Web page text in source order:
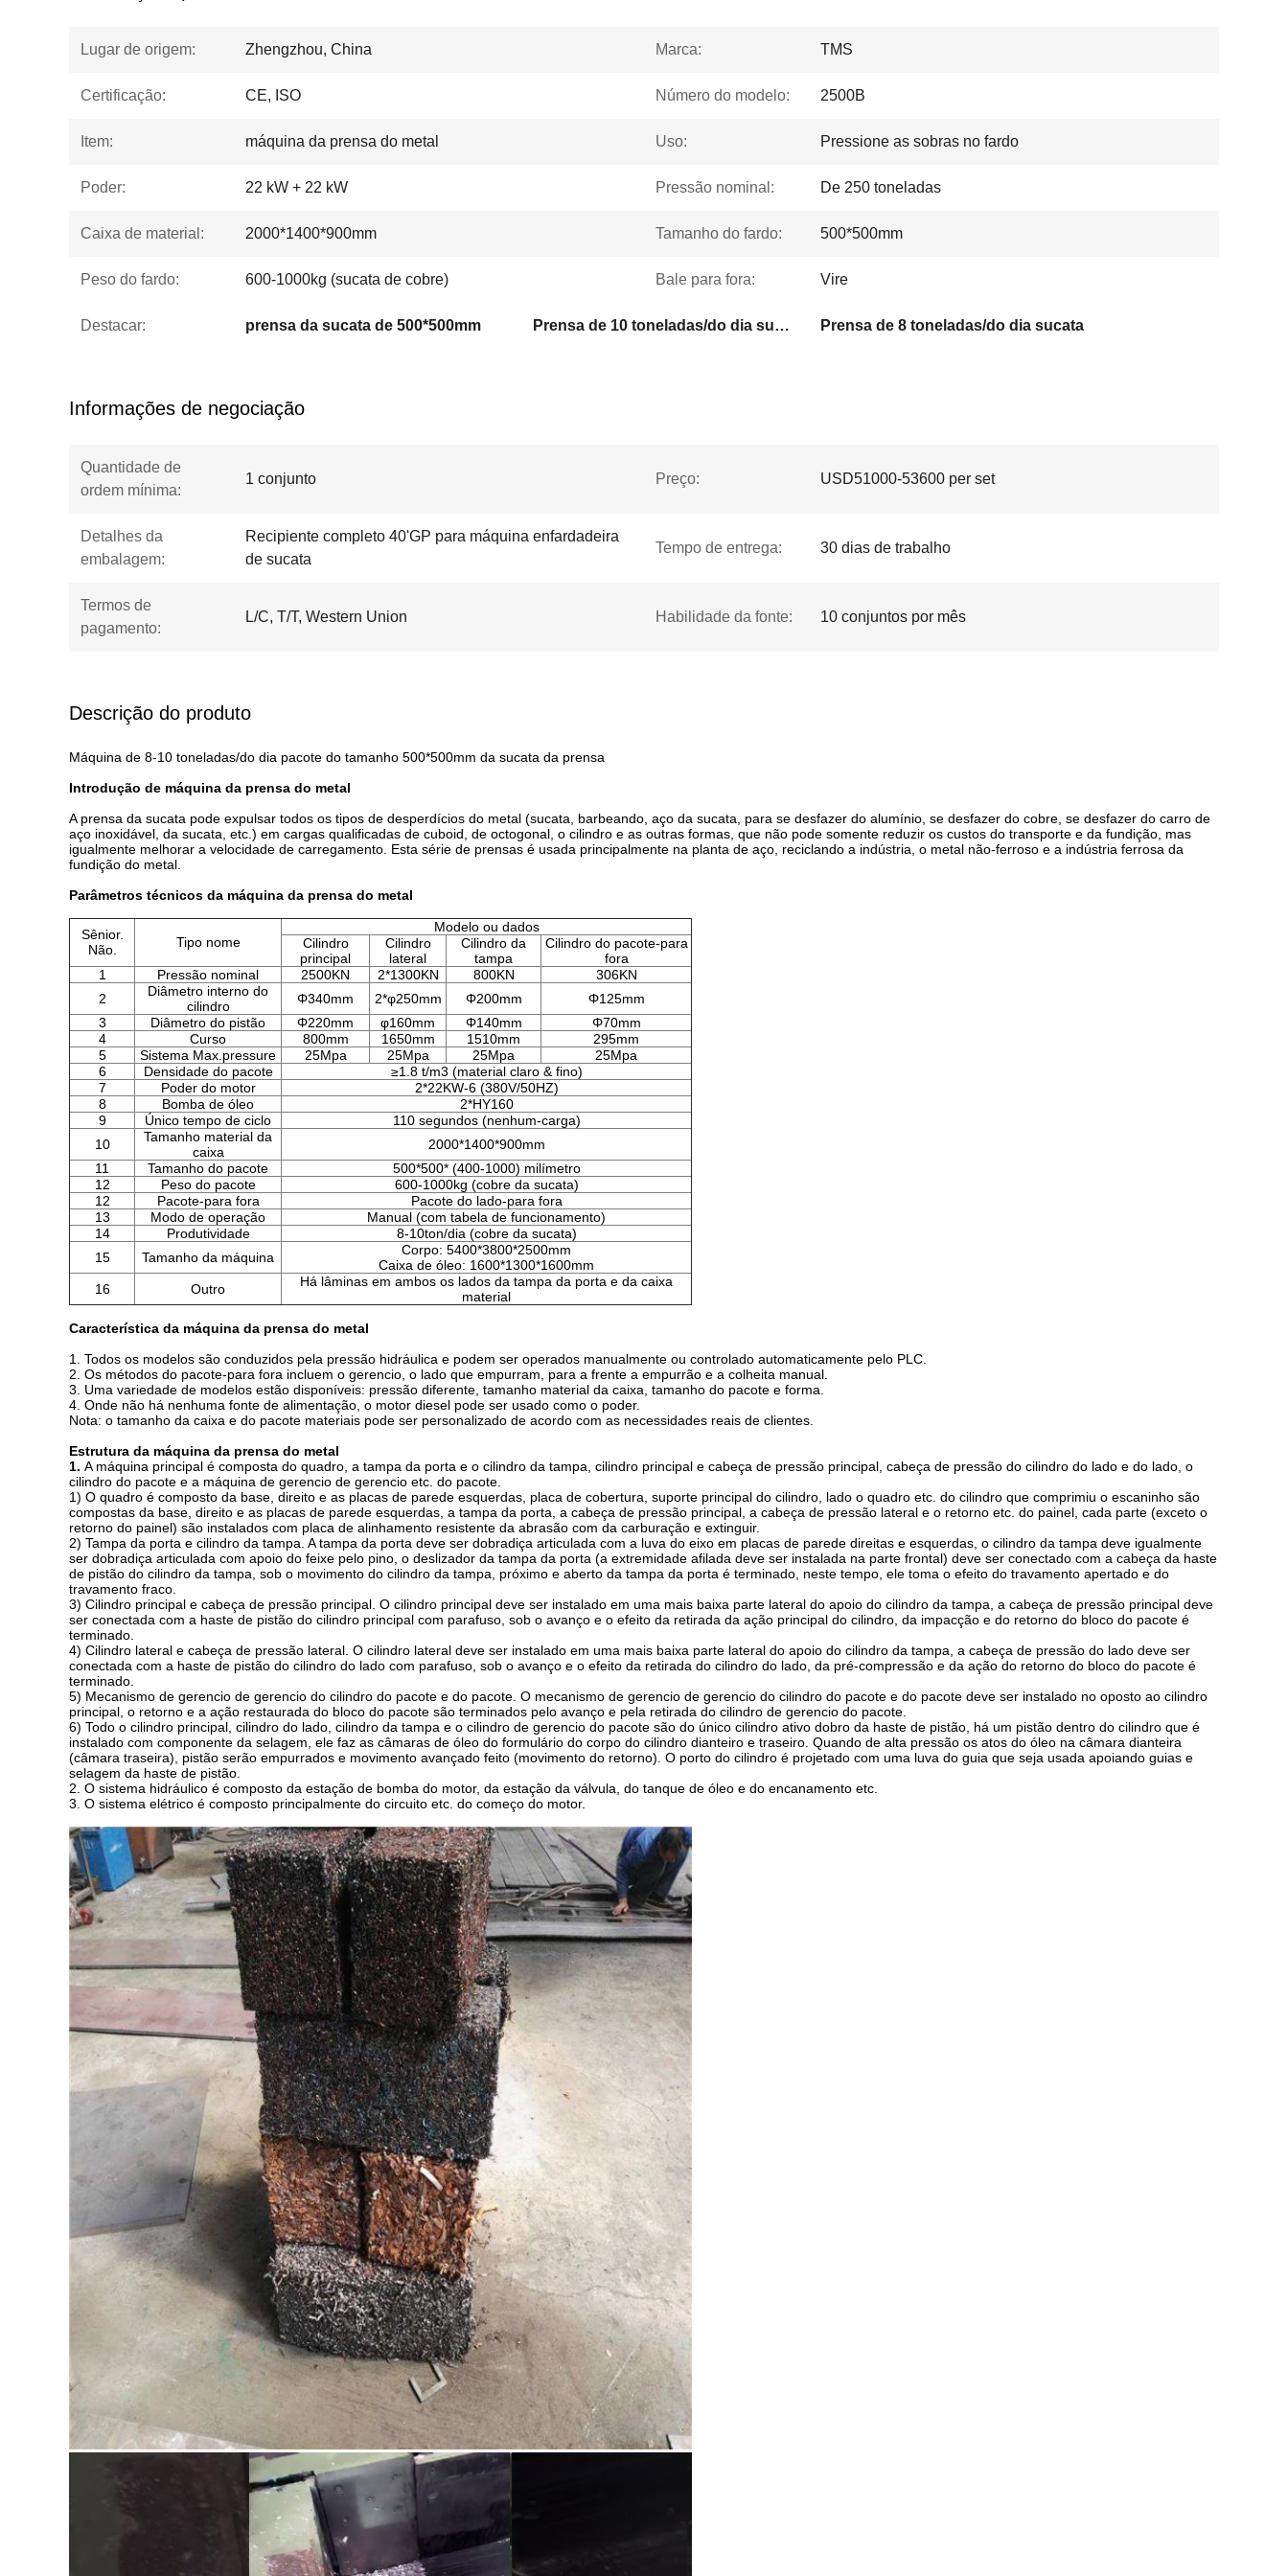
Lugar de origem: Zhengzhou, China Marca: TMS
Certificação: CE, ISO Número do modelo: 2500B
Item: máquina da prensa do metal Uso: Pressione as sobras no fardo
Poder: 22 kW + 22 kW Pressão nominal: De 250 toneladas
Caixa de material: 2000*1400*900mm Tamanho do fardo: 500*500mm
Peso do fardo: 600-1000kg (sucata de cobre) Bale para fora: Vire
Destacar: prensa da sucata de 500*500mm Prensa de 10 toneladas/do dia sucata Prensa de 8 toneladas/do dia sucata
Informações de negociação
Quantidade de
ordem mínima:
1 conjunto Preço: USD51000-53600 per set
Detalhes da
embalagem:
Recipiente completo 40'GP para máquina enfardadeira
de sucata
Tempo de entrega: 30 dias de trabalho
Termos de
pagamento:
L/C, T/T, Western Union Habilidade da fonte: 10 conjuntos por mês
Descrição do produto
Máquina de 8-10 toneladas/do dia pacote do tamanho 500*500mm da sucata da prensa
Introdução de máquina da prensa do metal
A prensa da sucata pode expulsar todos os tipos de desperdícios do metal (sucata, barbeando, aço da sucata, para se desfazer do alumínio, se desfazer do cobre, se desfazer do carro de
aço inoxidável, da sucata, etc.) em cargas qualificadas de cuboid, de octogonal, o cilindro e as outras formas, que não pode somente reduzir os custos do transporte e da fundição, mas
igualmente melhorar a velocidade de carregamento. Esta série de prensas é usada principalmente na planta de aço, reciclando a indústria, o metal não-ferroso e a indústria ferrosa da
fundição do metal.
Parâmetros técnicos da máquina da prensa do metal
Sênior.
Não.
Tipo nome
Modelo ou dados
Cilindro
principal
Cilindro
lateral
Cilindro da
tampa
Cilindro do pacote-para
fora
1
Pressão nominal 2500KN 2*1300KN 800KN
306KN
2
Diâmetro interno do
cilindro
Φ340mm 2*φ250mm Φ200mm
Φ125mm
3
Diâmetro do pistão Φ220mm φ160mm Φ140mm
Φ70mm
4
Curso 800mm 1650mm 1510mm
295mm
5
Sistema Max.pressure 25Mpa 25Mpa 25Mpa
25Mpa
6
Densidade do pacote
≥1.8 t/m3 (material claro & fino)
7
Poder do motor
2*22KW-6 (380V/50HZ)
8
Bomba de óleo
2*HY160
9
Único tempo de ciclo
110 segundos (nenhum-carga)
10
Tamanho material da
caixa
2000*1400*900mm
11
Tamanho do pacote
500*500* (400-1000) milímetro
12
Peso do pacote
600-1000kg (cobre da sucata)
12
Pacote-para fora
Pacote do lado-para fora
13
Modo de operação
Manual (com tabela de funcionamento)
14
Produtividade
8-10ton/dia (cobre da sucata)
15
Tamanho da máquina
Corpo: 5400*3800*2500mm
Caixa de óleo: 1600*1300*1600mm
16
Outro
Há lâminas em ambos os lados da tampa da porta e da caixa
material
Característica da máquina da prensa do metal
1. Todos os modelos são conduzidos pela pressão hidráulica e podem ser operados manualmente ou controlado automaticamente pelo PLC.
2. Os métodos do pacote-para fora incluem o gerencio, o lado que empurram, para a frente a empurrão e a colheita manual.
3. Uma variedade de modelos estão disponíveis: pressão diferente, tamanho material da caixa, tamanho do pacote e forma.
4. Onde não há nenhuma fonte de alimentação, o motor diesel pode ser usado como o poder.
Nota: o tamanho da caixa e do pacote materiais pode ser personalizado de acordo com as necessidades reais de clientes.
Estrutura da máquina da prensa do metal
1. A máquina principal é composta do quadro, a tampa da porta e o cilindro da tampa, cilindro principal e cabeça de pressão principal, cabeça de pressão do cilindro do lado e do lado, o
cilindro do pacote e a máquina de gerencio de gerencio etc. do pacote.
1) O quadro é composto da base, direito e as placas de parede esquerdas, placa de cobertura, suporte principal do cilindro, lado o quadro etc. do cilindro que comprimiu o escaninho são
compostas da base, direito e as placas de parede esquerdas, a tampa da porta, a cabeça de pressão principal, a cabeça de pressão lateral e o retorno etc. do painel, cada parte (exceto o
retorno do painel) são instalados com placa de alinhamento resistente da abrasão com da carburação e extinguir.
2) Tampa da porta e cilindro da tampa. A tampa da porta deve ser dobradiça articulada com a luva do eixo em placas de parede direitas e esquerdas, o cilindro da tampa deve igualmente
ser dobradiça articulada com apoio do feixe pelo pino, o deslizador da tampa da porta (a extremidade afilada deve ser instalada na parte frontal) deve ser conectado com a cabeça da haste
de pistão do cilindro da tampa, sob o movimento do cilindro da tampa, próximo e aberto da tampa da porta é terminado, neste tempo, ele toma o efeito do travamento apertado e do
travamento fraco.
3) Cilindro principal e cabeça de pressão principal. O cilindro principal deve ser instalado em uma mais baixa parte lateral do apoio do cilindro da tampa, a cabeça de pressão principal deve
ser conectada com a haste de pistão do cilindro principal com parafuso, sob o avanço e o efeito da retirada da ação principal do cilindro, da impacção e do retorno do bloco do pacote é
terminado.
4) Cilindro lateral e cabeça de pressão lateral. O cilindro lateral deve ser instalado em uma mais baixa parte lateral do apoio do cilindro da tampa, a cabeça de pressão do lado deve ser
conectada com a haste de pistão do cilindro do lado com parafuso, sob o avanço e o efeito da retirada do cilindro do lado, da pré-compressão e da ação do retorno do bloco do pacote é
terminado.
5) Mecanismo de gerencio de gerencio do cilindro do pacote e do pacote. O mecanismo de gerencio de gerencio do cilindro do pacote e do pacote deve ser instalado no oposto ao cilindro
principal, o retorno e a ação restaurada do bloco do pacote são terminados pelo avanço e pela retirada do cilindro de gerencio do pacote.
6) Todo o cilindro principal, cilindro do lado, cilindro da tampa e o cilindro de gerencio do pacote são do único cilindro ativo dobro da haste de pistão, há um pistão dentro do cilindro que é
instalado com componente da selagem, ele faz as câmaras de óleo do formulário do corpo do cilindro dianteiro e traseiro. Quando de alta pressão os atos do óleo na câmara dianteira
(câmara traseira), pistão serão empurrados e movimento avançado feito (movimento do retorno). O porto do cilindro é projetado com uma luva do guia que seja usada apoiando guias e
selagem da haste de pistão.
2. O sistema hidráulico é composto da estação de bomba do motor, da estação da válvula, do tanque de óleo e do encanamento etc.
3. O sistema elétrico é composto principalmente do circuito etc. do começo do motor.